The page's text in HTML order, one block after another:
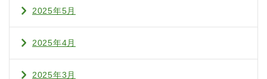
2025年5月
2025年4月
2025年3月